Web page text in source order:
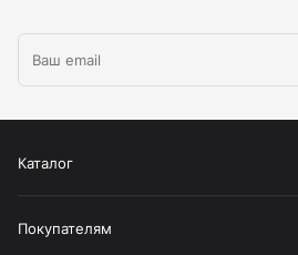
Каталог
Покупателям